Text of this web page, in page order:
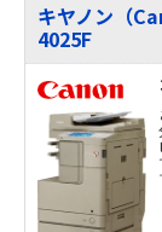
キヤノン（
4025F